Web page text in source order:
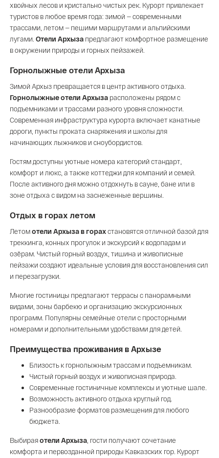
хвойных лесов и кристально чистых рек. Курорт привлекает
туристов в любое время года: зимой — современными
трассами, летом — пешими маршрутами и альпийскими
лугами. Отели Архыза предлагают комфортное размещение
в окружении природы и горных пейзажей.
Горнолыжные отели Архыза
Зимой Архыз превращается в центр активного отдыха.
Горнолыжные отели Архыза расположены рядом с
подъемниками и трассами разного уровня сложности.
Современная инфраструктура курорта включает канатные
дороги, пункты проката снаряжения и школы для
начинающих лыжников и сноубордистов.
Гостям доступны уютные номера категорий стандарт,
комфорт и люкс, а также коттеджи для компаний и семей.
После активного дня можно отдохнуть в сауне, бане или в
зоне отдыха с видом на заснеженные вершины.
Отдых в горах летом
Летомотели Архыза в горахстановятся отличной базой для
треккинга, конных прогулок и экскурсий к водопадам и
озёрам. Чистый горный воздух, тишина и живописные
пейзажи создают идеальные условия для восстановления сил
и перезагрузки.
Многие гостиницы предлагают террасы с панорамными
видами, зоны барбекю и организацию экскурсионных
программ. Популярны семейные отели с просторными
номерами и дополнительными удобствами для детей.
Преимущества проживания в Архызе
Близость к горнолыжным трассам и подъемникам.
Чистый горный воздух и живописная природа.
Современные гостиничные комплексы и уютные шале.
Возможность активного отдыха круглый год.
Разнообразие форматов размещения для любого
бюджета.
Выбираяотели Архыза , гости получают сочетание
комфорта и первозданной природы Кавказских гор. Курорт